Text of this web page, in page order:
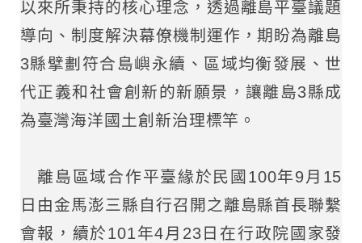
以來所秉持的核心理念，透過離島平臺議題
導向、制度解決幕僚機制運作，期盼為離島
3縣擘劃符合島嶼永續、區域均衡發展、世
代正義和社會創新的新願景，讓離島3縣成
為臺灣海洋國土創新治理標竿。
離島區域合作平臺緣於民國100年9月15
日由金馬澎三縣自行召開之離島縣首長聯繫
會報，續於101年4月23日在行政院國家發